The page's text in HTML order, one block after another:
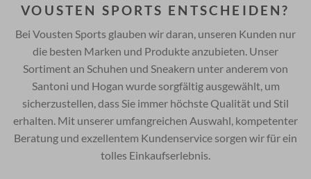
VOUSTEN SPORTS ENTSCHEIDEN?
Bei Vousten Sports glauben wir daran, unseren Kunden nur
die besten Marken und Produkte anzubieten. Unser
Sortiment an Schuhen und Sneakern unter anderem von
Santoni und Hogan wurde sorgfältig ausgewählt, um
sicherzustellen, dass Sie immer höchste Qualität und Stil
erhalten. Mit unserer umfangreichen Auswahl, kompetenter
Beratung und exzellentem Kundenservice sorgen wir für ein
tolles Einkaufserlebnis.